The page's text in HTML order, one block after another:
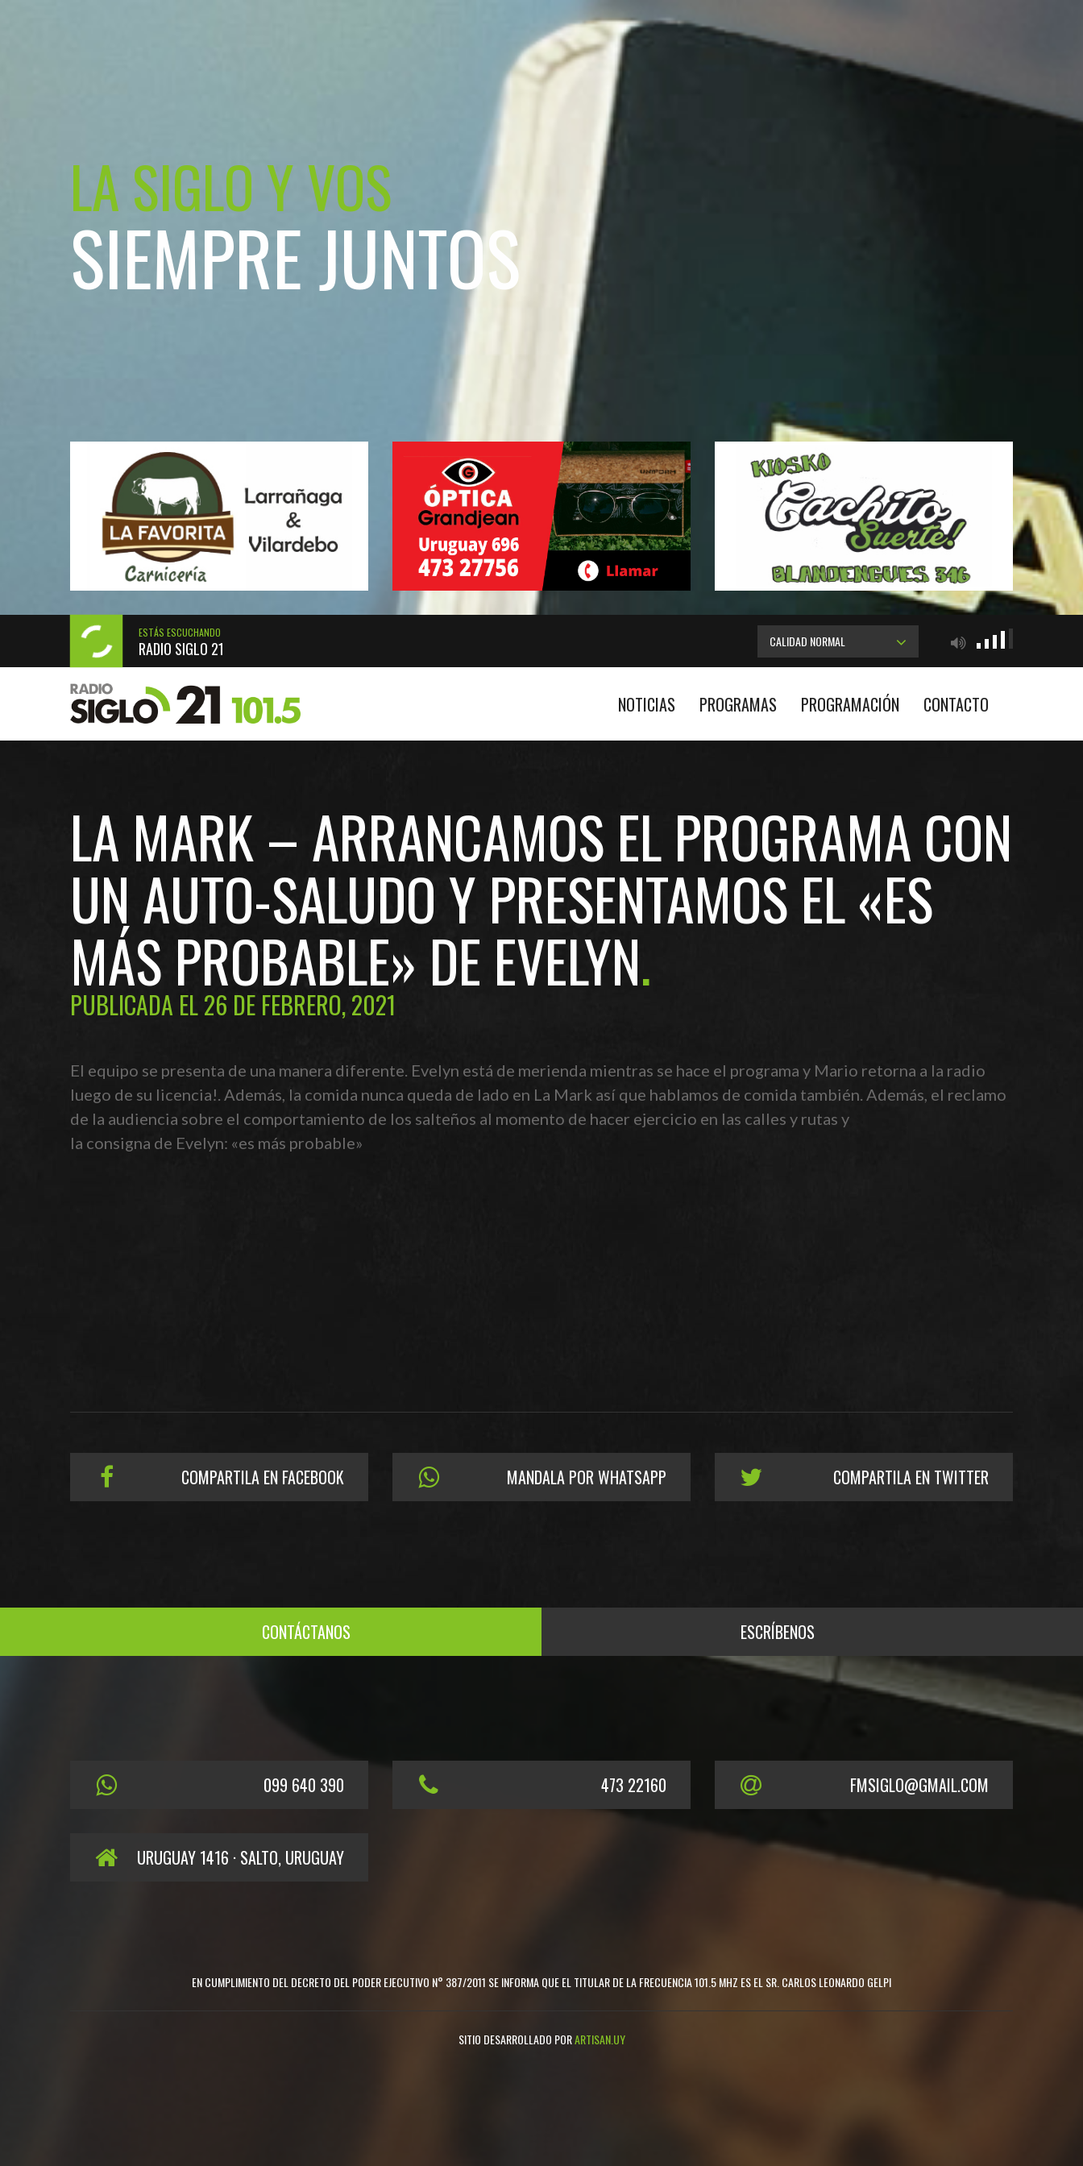
LA SIGLO Y VOS
SIEMPRE JUNTOS
ESTÁS ESCUCHANDO
RADIO SIGLO 21 CALIDAD NORMAL
NOTICIAS PROGRAMAS PROGRAMACIÓN CONTACTO
LA MARK – ARRANCAMOS EL PROGRAMA CON
UN AUTO-SALUDO Y PRESENTAMOS EL «ES
MÁS PROBABLE» DE EVELYN
PUBLICADA EL 26 DE FEBRERO, 2021
El equipo se presenta de una manera diferente. Evelyn está de merienda mientras se hace el programa y Mario retorna a la radio
luego de su licencia!. Además, la comida nunca queda de lado en La Mark así que hablamos de comida también. Además, el reclamo
de la audiencia sobre el comportamiento de los salteños al momento de hacer ejercicio en las calles y rutas y
la consigna de Evelyn: «es más probable»
COMPARTILA EN FACEBOOK MANDALA POR WHATSAPP COMPARTILA EN TWITTER
CONTÁCTANOS ESCRÍBENOS
099 640 390 473 22160 FMSIGLO@GMAIL.COM
URUGUAY 1416 · SALTO, URUGUAY
EN CUMPLIMIENTO DEL DECRETO DEL PODER EJECUTIVO N° 387/2011 SE INFORMA QUE EL TITULAR DE LA FRECUENCIA 101.5 MHZ ES EL SR. CARLOS LEONARDO GELPI
SITIO DESARROLLADO PORARTISAN.UY